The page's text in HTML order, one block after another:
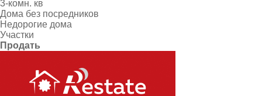
3-комн. кв
Дома без посредников
Недорогие дома
Участки
Продать